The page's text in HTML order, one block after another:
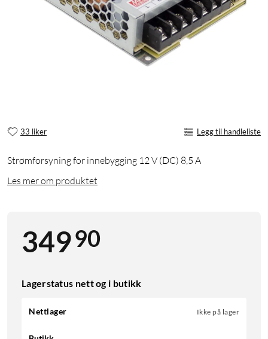
33 liker Legg til handleliste
Strømforsyning for innebygging 12 V (DC) 8,5 A
Les mer om produktet
34990
Lagerstatus nett og i butikk
Nettlager Ikke på lager